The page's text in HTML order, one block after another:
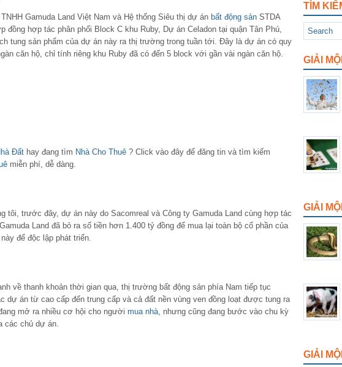
Gamuda Land Việt Nam và Hệ thống Siêu thị dự án bất động sản STDA
đồng hợp tác phân phối Block C khu Ruby, Dự án Celadon tại quận Tân Phú,
tung sản phẩm của dự án này ra thị trường trong tuần tới. Đây là dự án có quy
căn hộ, chỉ tính riêng khu Ruby đã có đến 5 block với gần vài ngàn căn hộ.
Đất hay đang tìm Nhà Cho Thuê ? Click vào đây để đăng tin và tìm kiếm
miễn phí, dễ dàng.
tôi, trước đây, dự án này do Sacomreal và Công ty Gamuda Land cùng hợp tác
Land đã bỏ ra số tiền hơn 1.400 tỷ đồng để mua lại toàn bộ cổ phần của
để độc lập phát triển.
về thanh khoản thời gian qua, thị trường bất động sản phía Nam tiếp tục
dự án từ cao cấp đến trung cấp và cả đất nền vùng ven đồng loạt được tung ra
mở ra nhiều cơ hội cho người mua nhà , nhưng cũng đang bước vào chu kỳ
các chủ dự án.
TÌM
GIẢI
GIẢI
GIẢI